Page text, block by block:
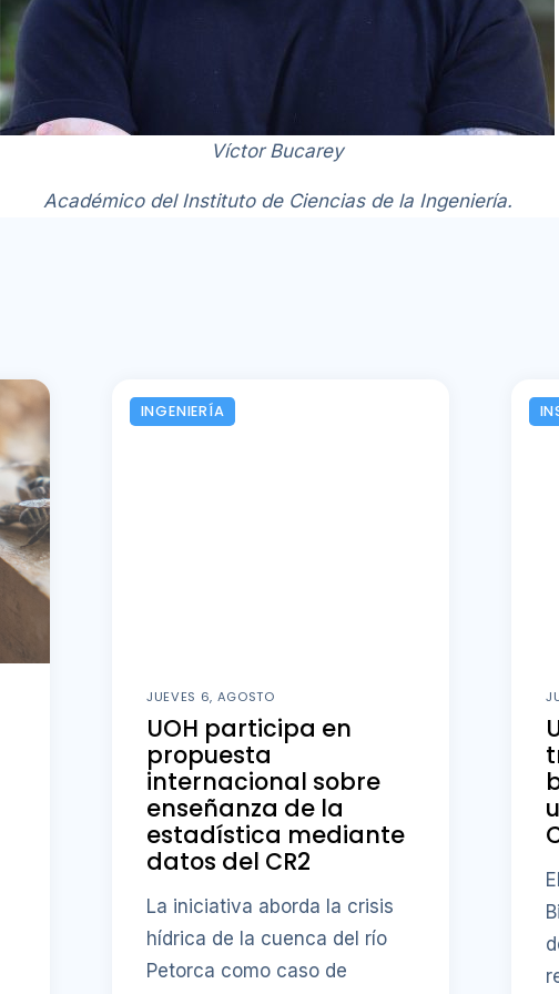
Víctor Bucarey
Académico del Instituto de Ciencias de la Ingeniería.
INGENIERÍA
JUEVES 6, AGOSTO
UOH participa en
propuesta
internacional sobre
enseñanza de la
estadística mediante
datos del CR2
La iniciativa aborda la crisis
hídrica de la cuenca del río
Petorca como caso de